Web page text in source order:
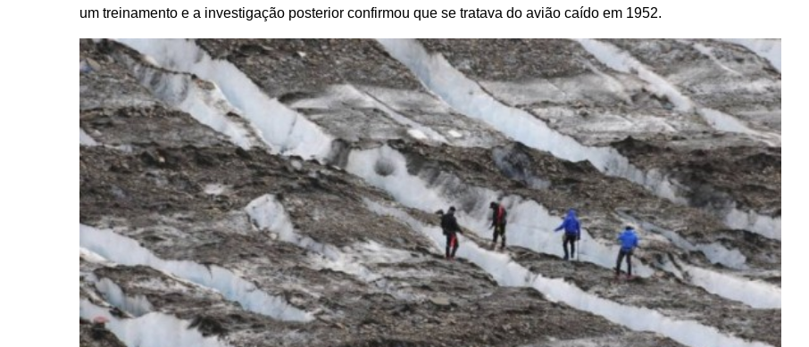
um treinamento e a investigação posterior confirmou que se tratava do avião caído em 1952.